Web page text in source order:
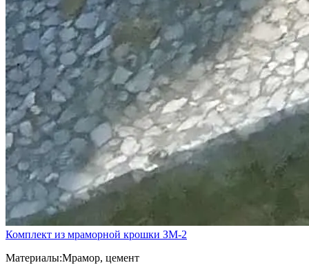
Комплект из мраморной крошки ЗМ-2
Материалы:Мрамор, цемент